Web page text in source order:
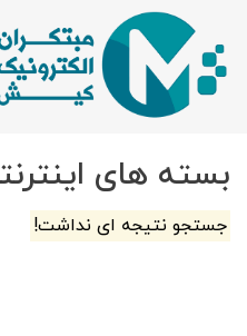
بسته های
جستجو نتیجه ای نداشت!